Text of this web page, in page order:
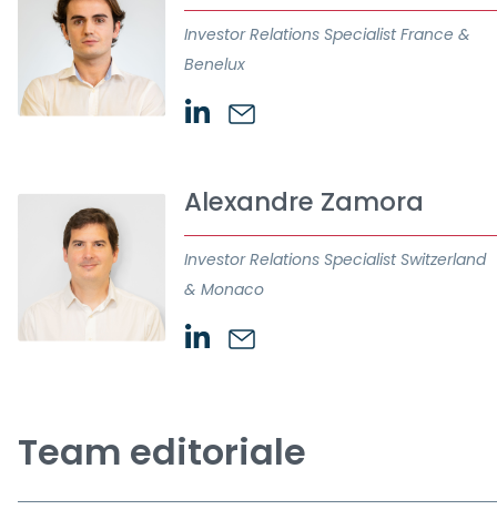
Investor Relations Specialist France &
Benelux
Alexandre Zamora
Investor Relations Specialist Switzerland
& Monaco
Team editoriale